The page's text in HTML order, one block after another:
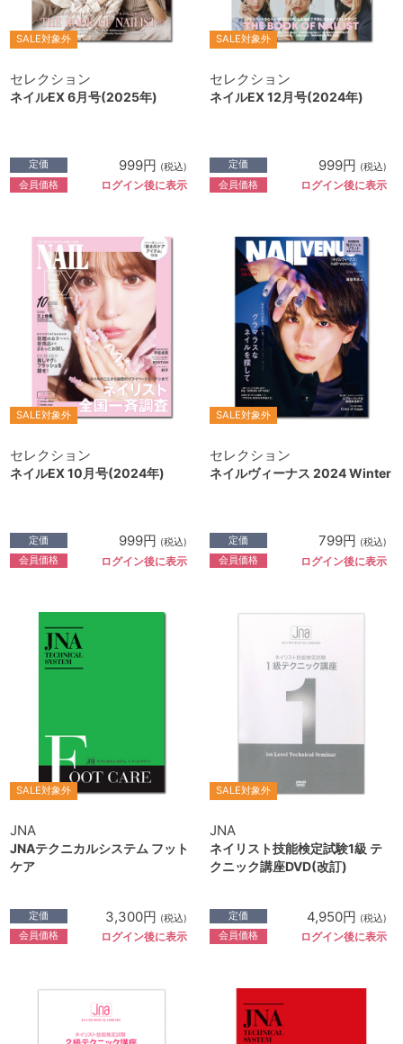
SALE対象外
セレクション
ネイルEX 6月号(2025年)
定価 999円 (税込)
会員価格 ログイン後に表示
SALE対象外
セレクション
ネイルEX 12月号(2024年)
定価 999円 (税込)
会員価格 ログイン後に表示
SALE対象外
セレクション
ネイルEX 10月号(2024年)
定価 999円 (税込)
会員価格 ログイン後に表示
SALE対象外
セレクション
ネイルヴィーナス 2024 Winter
定価 799円 (税込)
会員価格 ログイン後に表示
SALE対象外
JNA
JNAテクニカルシステム フット
ケア
定価 3,300円 (税込)
会員価格 ログイン後に表示
SALE対象外
JNA
ネイリスト技能検定試験1級 テ
クニック講座DVD(改訂)
定価 4,950円 (税込)
会員価格 ログイン後に表示